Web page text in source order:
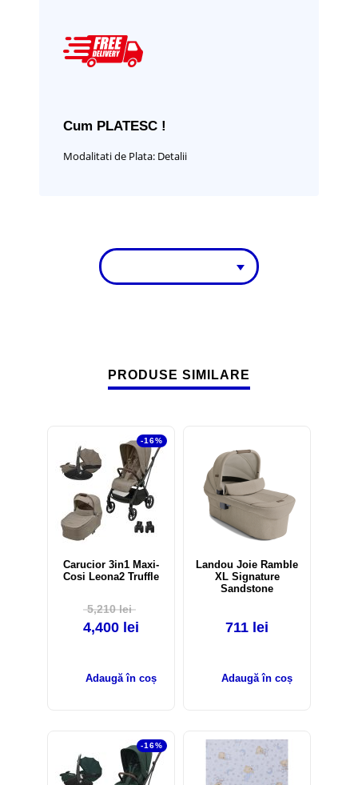
Cum PLATESC !
Modalitati de Plata: Detalii
PRODUSE SIMILARE
-16%
Carucior 3in1 Maxi-
Cosi Leona2 Truffle
5,210lei
4,400 lei
Adaugă în coș
Landou Joie Ramble
XL Signature
Sandstone
711 lei
Adaugă în coș
-16%